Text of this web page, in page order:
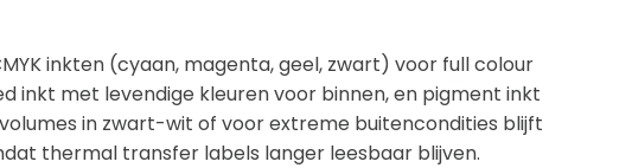
inkten (cyaan, magenta, geel, zwart) voor full colour
inkt met levendige kleuren voor binnen, en pigment inkt
in zwart-wit of voor extreme buitencondities blijft
thermal transfer labels langer leesbaar blijven.